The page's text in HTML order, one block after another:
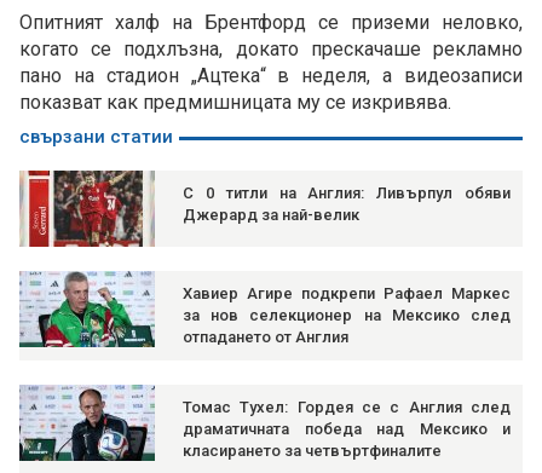
Опитният халф на Брентфорд се приземи неловко,
когато се подхлъзна, докато прескачаше рекламно
пано на стадион „Ацтека“ в неделя, а видеозаписи
показват как предмишницата му се изкривява.
свързани статии
С 0 титли на Англия: Ливърпул обяви
Джерард за най-велик
Хавиер Агире подкрепи Рафаел Маркес
за нов селекционер на Мексико след
отпадането от Англия
Томас Тухел: Гордея се с Англия след
драматичната победа над Мексико и
класирането за четвъртфиналите